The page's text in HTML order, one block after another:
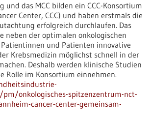
und das MCC bilden ein CCC-Konsortium
Center, CCC) und haben erstmals die
erfolgreich durchlaufen. Das
neben der optimalen onkologischen
und Patienten innovative
Krebsmedizin möglichst schnell in der
Deshalb werden klinische Studien
Rolle im Konsortium einnehmen.
onkologisches-spitzenzentrum-nct-
cancer-center-gemeinsam-